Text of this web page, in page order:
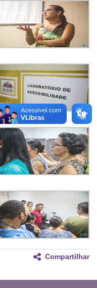
Compartilhar